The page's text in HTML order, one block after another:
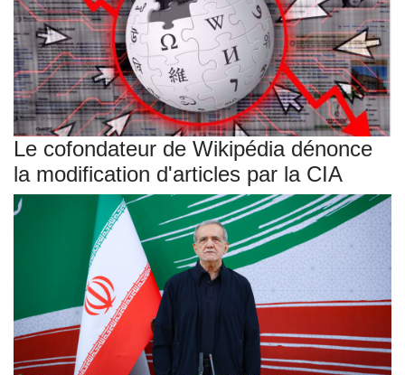
Le cofondateur de Wikipédia dénonce
la modification d'articles par la CIA